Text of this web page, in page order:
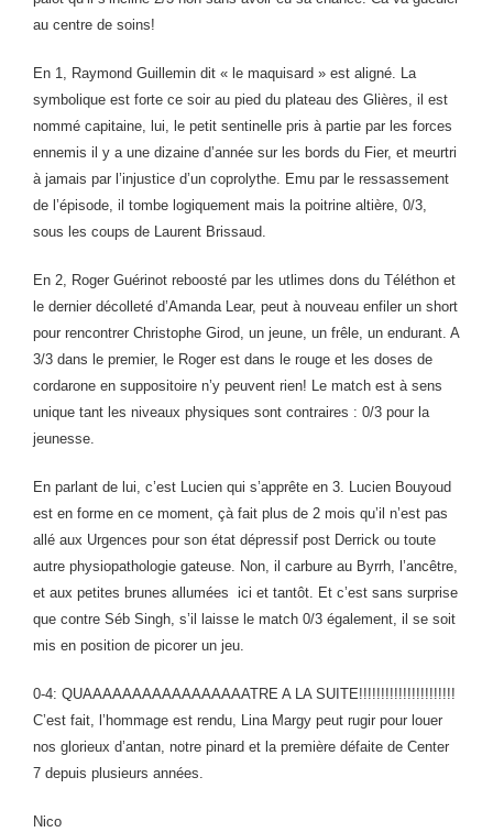
au centre de soins!
En 1, Raymond Guillemin dit « le maquisard » est aligné. La
symbolique est forte ce soir au pied du plateau des Glières, il est
nommé capitaine, lui, le petit sentinelle pris à partie par les forces
ennemis il y a une dizaine d’année sur les bords du Fier, et meurtri
à jamais par l’injustice d’un coprolythe. Emu par le ressassement
de l’épisode, il tombe logiquement mais la poitrine altière, 0/3,
sous les coups de Laurent Brissaud.
En 2, Roger Guérinot reboosté par les utlimes dons du Téléthon et
le dernier décolleté d’Amanda Lear, peut à nouveau enfiler un short
pour rencontrer Christophe Girod, un jeune, un frêle, un endurant. A
3/3 dans le premier, le Roger est dans le rouge et les doses de
cordarone en suppositoire n’y peuvent rien! Le match est à sens
unique tant les niveaux physiques sont contraires : 0/3 pour la
jeunesse.
En parlant de lui, c’est Lucien qui s’apprête en 3. Lucien Bouyoud
est en forme en ce moment, çà fait plus de 2 mois qu’il n’est pas
allé aux Urgences pour son état dépressif post Derrick ou toute
autre physiopathologie gateuse. Non, il carbure au Byrrh, l’ancêtre,
et aux petites brunes allumées ici et tantôt. Et c’est sans surprise
que contre Séb Singh, s’il laisse le match 0/3 également, il se soit
mis en position de picorer un jeu.
0-4: QUAAAAAAAAAAAAAAAAATRE A LA SUITE!!!!!!!!!!!!!!!!!!!!!!
C’est fait, l’hommage est rendu, Lina Margy peut rugir pour louer
nos glorieux d’antan, notre pinard et la première défaite de Center
7 depuis plusieurs années.
Nico